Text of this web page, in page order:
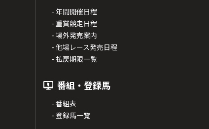
- 年間開催日程
- 重賞競走日程
- 場外発売案内
- 他場レース発売日程
- 払戻期限一覧
番組・登録馬
- 番組表
- 登録馬一覧